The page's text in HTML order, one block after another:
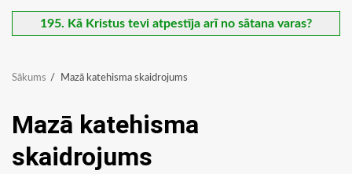
195. Kā Kristus tevi atpestīja arī no sātana varas?
Sākums Mazā katehisma skaidrojums
Mazā katehisma
skaidrojums